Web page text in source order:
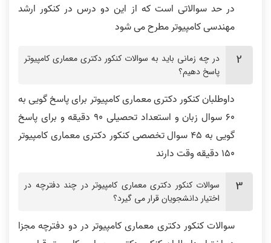
در حد سوالاتی است که از این دو درس در کنکور ارشد
مهندسی کامپیوتر مطرح می شود
در چه زمانی باید به سوالات کنکور دکتری معماری کامپیوتر
پاسخ دهیم؟
داوطلبان کنکور دکتری معماری کامپیوتر برای پاسخ گویی به
60 سوال زبان و استعداد تحصیلی 90 دقیقه و برای پاسخ
گویی به 45 سوال تخصصی کنکور دکتری معماری کامپیوتر
150 دقیقه وقت دارند
سوالات کنکور دکتری معماری کامپیوتر در چند دفترچه در
اختیار دانشجویان قرار می گیرد؟
سوالات کنکور دکتری معماری کامپیوتر در دو دفترچه مجزا